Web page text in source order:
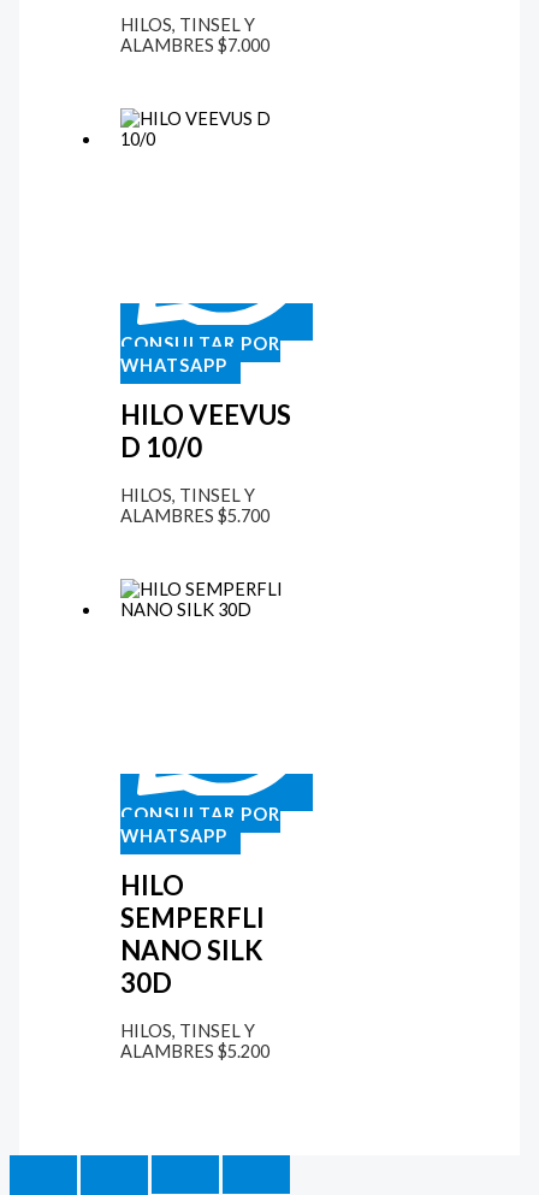
HILOS, TINSEL Y
ALAMBRES $7.000
CONSULTAR POR
WHATSAPP
HILO VEEVUS
D 10/0
HILOS, TINSEL Y
ALAMBRES $5.700
CONSULTAR POR
WHATSAPP
HILO
SEMPERFLI
NANO SILK
30D
HILOS, TINSEL Y
ALAMBRES $5.200